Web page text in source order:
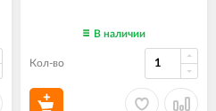
В наличии
Кол-во